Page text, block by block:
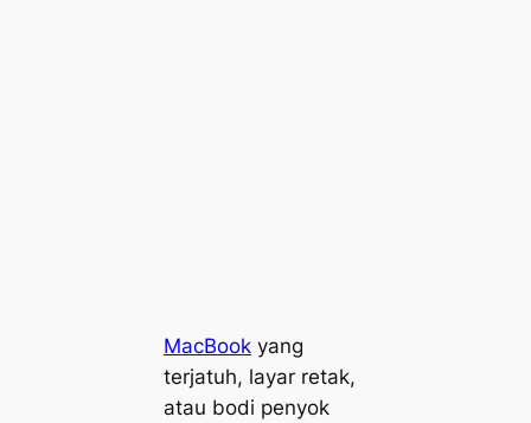
MacBookyang
terjatuh, layar retak,
atau bodi penyok